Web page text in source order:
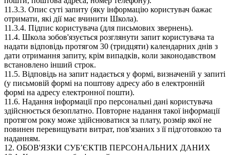
11.3.3. Опис суті запиту (яку інформацію користувач бажає
отримати, які дії має вчинити Школа).
11.3.4. Підпис користувача (для письмових звернень).
11.4. Школа зобов'язується розглянути запит користувача та
надати відповідь протягом 30 (тридцяти) календарних днів з
дати отримання запиту, крім випадків, коли законодавством
встановлено інший строк.
11.5. Відповідь на запит надається у формі, визначеній у запиті
(у письмовій формі на поштову адресу або в електронній
формі на адресу електронної пошти).
11.6. Надання інформації про персональні дані користувача
здійснюється безоплатно. Повторне надання такої інформації
протягом року може здійснюватися за плату, розмір якої не
повинен перевищувати витрат, пов'язаних з її підготовкою та
наданням.
12. ОБОВ'ЯЗКИ СУБʼЄКТІВ ПЕРСОНАЛЬНИХ ДАНИХ